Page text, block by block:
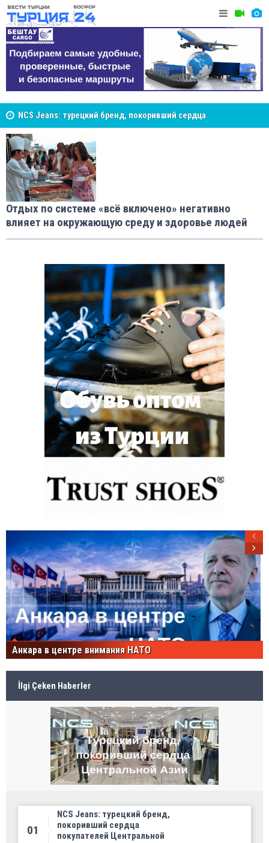
NCS Jeans: турецкий бренд, покоривший сердца
покупателей Центральной Азии
Cottonhill покоряет мировые рынки
Отдых по системе «всё включено» негативно
влияет на окружающую среду и здоровье людей
Анкара в центре внимания НАТО
İlgi Çeken Haberler
01
NCS Jeans: турецкий бренд,
покоривший сердца
покупателей Центральной